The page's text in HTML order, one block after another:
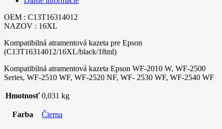
OEM : C13T16314012
NAZOV : 16XL
Kompatibilná atramentová kazeta pre Epson
(C13T16314012/16XL/black/18ml)
Kompatibilná atramentová kazeta Epson WF-2010 W, WF-2500
Series, WF-2510 WF, WF-2520 NF, WF- 2530 WF, WF-2540 WF
Hmotnosť 0,031 kg
Farba Čierna